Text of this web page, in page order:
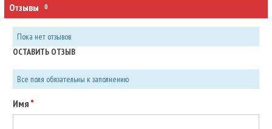
Отзывы 0
Пока нет отзывов
ОСТАВИТЬ ОТЗЫВ
Все поля обязательны к заполнению
Имя